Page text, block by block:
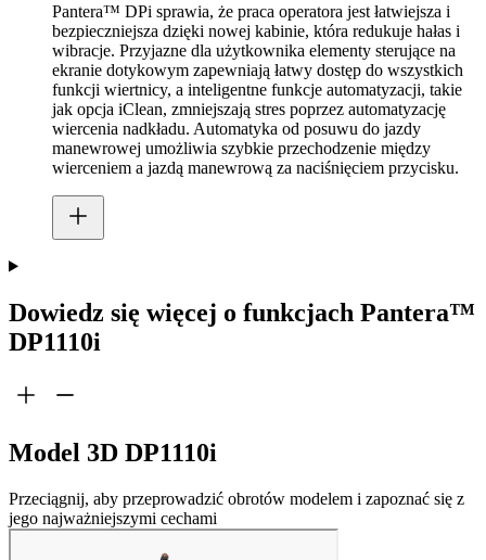
Pantera™ DPi sprawia, że praca operatora jest łatwiejsza i
bezpieczniejsza dzięki nowej kabinie, która redukuje hałas i
wibracje. Przyjazne dla użytkownika elementy sterujące na
ekranie dotykowym zapewniają łatwy dostęp do wszystkich
funkcji wiertnicy, a inteligentne funkcje automatyzacji, takie
jak opcja iClean, zmniejszają stres poprzez automatyzację
wiercenia nadkładu. Automatyka od posuwu do jazdy
manewrowej umożliwia szybkie przechodzenie między
wierceniem a jazdą manewrową za naciśnięciem przycisku.
Dowiedz się więcej o funkcjach Pantera™
DP1110i
Model 3D DP1110i
Przeciągnij, aby przeprowadzić obrotów modelem i zapoznać się z
jego najważniejszymi cechami